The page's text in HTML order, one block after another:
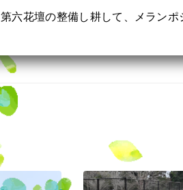
第六花壇の整備し耕して、メラン